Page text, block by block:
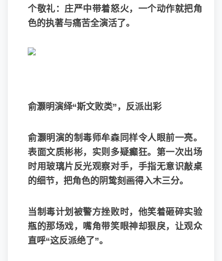
个敬礼：庄严中带着怒火，一个动作就把角
色的执著与痛苦全演活了。
俞灏明演绎“斯文败类”，反派出彩
俞灏明演的制毒师牟森同样令人眼前一亮。
表面文质彬彬，实则多疑癫狂。第一次出场
时用玻璃片反光观察对手，手指无意识敲桌
的细节，把角色的阴鸷刻画得入木三分。
当制毒计划被警方挫败时，他笑着砸碎实验
瓶的那场戏，嘴角带笑眼神却狠戾，让观众
直呼“这反派绝了”。